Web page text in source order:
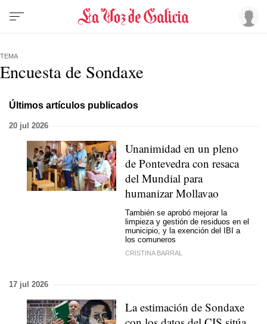
TEMA
Encuesta de Sondaxe
Últimos artículos publicados
20 jul 2026
Unanimidad en un pleno
de Pontevedra con resaca
del Mundial para
humanizar Mollavao
También se aprobó mejorar la
limpieza y gestión de residuos en el
municipio, y la exención del IBI a
los comuneros
CRISTINA BARRAL
17 jul 2026
La estimación de Sondaxe